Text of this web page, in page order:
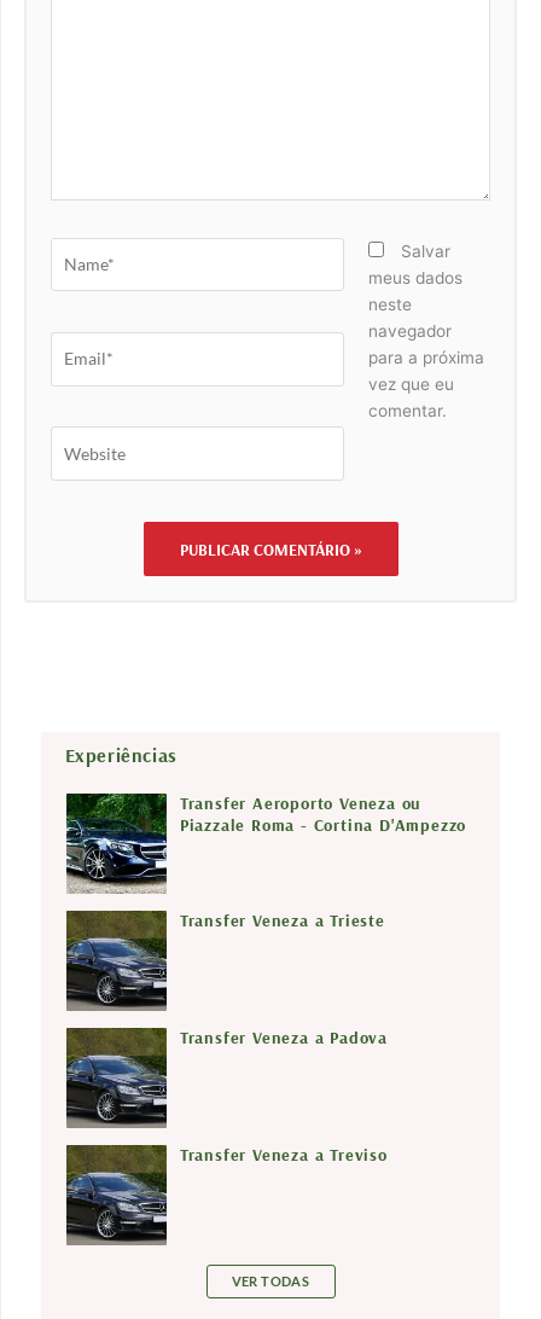
Salvar
meus dados
neste
navegador
para a próxima
vez que eu
comentar.
Experiências
Transfer Aeroporto Veneza ou
Piazzale Roma - Cortina D'Ampezzo
Transfer Veneza a Trieste
Transfer Veneza a Padova
Transfer Veneza a Treviso
VER TODAS